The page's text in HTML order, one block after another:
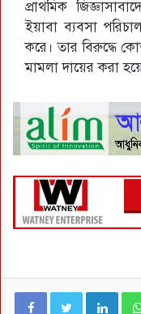
প্রাথমিক
ইয়াবা ব্যবসা
করে। তার বিরুদ্ধে
মামলা দায়ের করা
LinkedIn